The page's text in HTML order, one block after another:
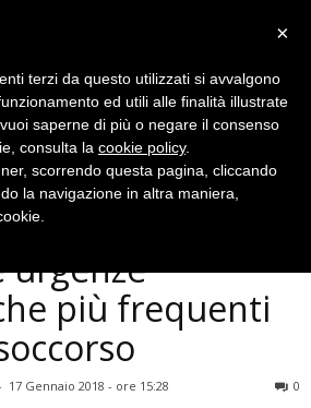
Terni e ANEU,
urgenze
più frequenti
17 Gennaio 2018 - ore 15:28 0
×
terzi da questo utilizzati si avvalgono
ed utili alle finalità illustrate
saperne di più o negare il consenso
consulta la cookie policy.
scorrendo questa pagina, cliccando
la navigazione in altra maniera,